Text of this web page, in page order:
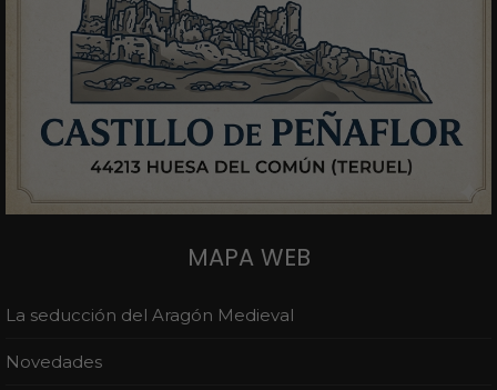
MAPA WEB
La seducción del Aragón Medieval
Novedades